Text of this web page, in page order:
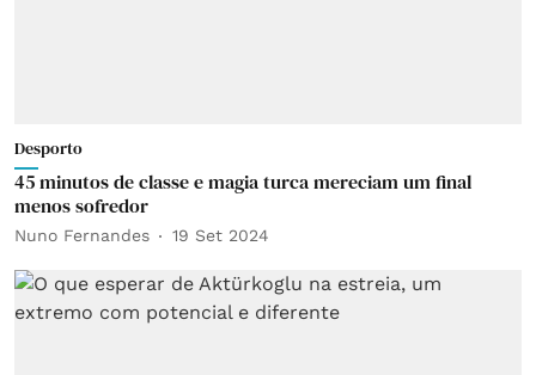
Desporto
45 minutos de classe e magia turca mereciam um final
menos sofredor
Nuno Fernandes 19 Set 2024